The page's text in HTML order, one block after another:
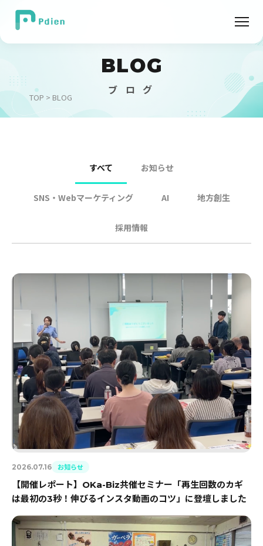
BLOG
ブ ロ グ
TOP > BLOG
すべて お知らせ
SNS・Webマーケティング AI 地方創生
採用情報
2026.07.16 お知らせ
【開催レポート】OKa-Biz共催セミナー「再生回数のカギ
は最初の3秒！伸びるインスタ動画のコツ」に登壇しました